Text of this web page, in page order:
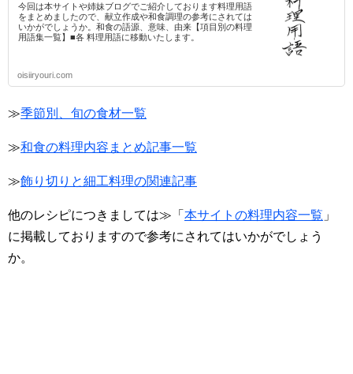
今回は本サイトや姉妹ブログでご紹介しております料理用語
をまとめましたので、献立作成や和食調理の参考にされては
いかがでしょうか。和食の語源、意味、由来【項目別の料理
用語集一覧】■各 料理用語に移動いたします。
oisiiryouri.com
≫季節別、旬の食材一覧
≫和食の料理内容まとめ記事一覧
≫飾り切りと細工料理の関連記事
他のレシピにつきましては≫「 本サイトの料理内容一覧 」
に掲載しておりますので参考にされてはいかがでしょう
か。